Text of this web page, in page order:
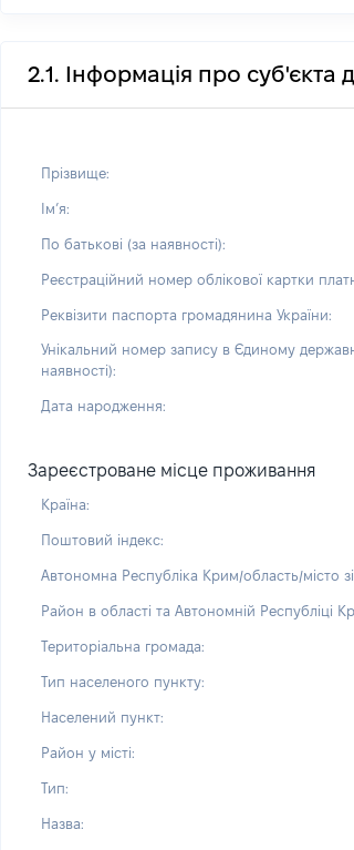
2.1. Інформація про суб'єкта
Прізвище:
Імʼя:
По батькові (за наявності):
Реєстраційний номер облікової картки
Реквізити паспорта громадянина України:
Унікальний номер запису в Єдиному
наявності):
Дата народження:
Зареєстроване місце проживання
Країна:
Поштовий індекс:
Автономна Республіка Крим/область/місто
Район в області та Автономній Республіці
Територіальна громада:
Тип населеного пункту:
Населений пункт:
Район у місті:
Тип:
Назва: